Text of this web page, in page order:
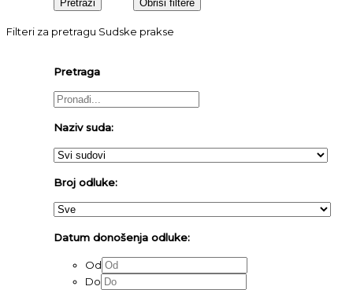
Filteri za pretragu Sudske prakse
Pretraga
Naziv suda:
Broj odluke:
Datum donošenja odluke:
Od
Do